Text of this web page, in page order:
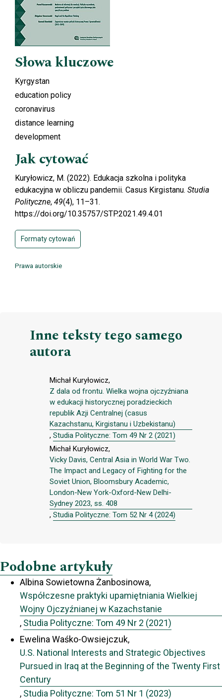
Słowa kluczowe
Kyrgystan
education policy
coronavirus
distance learning
development
Jak cytować
Kuryłowicz, M. (2022). Edukacja szkolna i polityka
edukacyjna w obliczu pandemii. Casus Kirgistanu. Studia
Polityczne, 49(4), 11–31.
https://doi.org/10.35757/STP.2021.49.4.01
Formaty cytowań
Prawa autorskie
Inne teksty tego samego
autora
Michał Kuryłowicz,
Z dala od frontu. Wielka wojna ojczyźniana
w edukacji historycznej poradzieckich
republik Azji Centralnej (casus
Kazachstanu, Kirgistanu i Uzbekistanu)
, Studia Polityczne: Tom 49 Nr 2 (2021)
Michał Kuryłowicz,
Vicky Davis, Central Asia in World War Two.
The Impact and Legacy of Fighting for the
Soviet Union, Bloomsbury Academic,
London-New York-Oxford-New Delhi-
Sydney 2023, ss. 408
, Studia Polityczne: Tom 52 Nr 4 (2024)
Podobne artykuły
Albina Sowietowna Żanbosinowa,
Współczesne praktyki upamiętniania Wielkiej
Wojny Ojczyźnianej w Kazachstanie
, Studia Polityczne: Tom 49 Nr 2 (2021)
Ewelina Waśko-Owsiejczuk,
U.S. National Interests and Strategic Objectives
Pursued in Iraq at the Beginning of the Twenty First
Century
, Studia Polityczne: Tom 51 Nr 1 (2023)